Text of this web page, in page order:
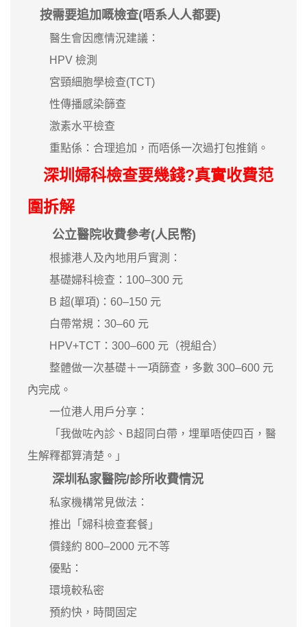
按需要追加嘅檢查(唔系人人都要)
醫生會因應情況建議：
HPV 檢測
宮頸細胞學檢查(TCT)
性傳播感染篩查
激素水平檢查
重點係：合理追加，而唔係一次過打包推銷。
深圳婦科檢查要幾錢?真實收費范
圍拆解
公立醫院收費參考(人民幣)
根據港人及內地用戶實測：
基礎婦科檢查：100–300 元
B 超(單項)：60–150 元
白帶常規：30–60 元
HPV+TCT：300–600 元（視組合）
整體做一次基礎＋一項篩查，多數 300–600 元
內完成。
一位港人用戶分享：
「我做咗內診、B超同白帶，埋單唔使四百，醫
生解釋都算清楚。」
深圳私家醫院/診所收費情況
私家機構常見做法：
推出「婦科檢查套餐」
價錢約 800–2000 元不等
優點：
環境較私密
預約快，時間固定